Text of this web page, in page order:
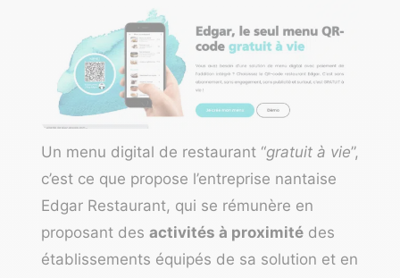
Un menu digital de restaurant “gratuit à vie”,
c’est ce que propose l’entreprise nantaise
Edgar Restaurant, qui se rémunère en
proposant des activités à proximité des
établissements équipés de sa solution et en